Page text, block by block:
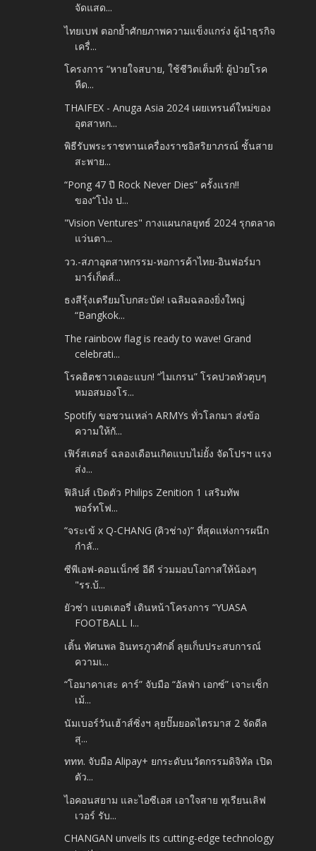
จัดแสด...
ไทยเบฟ ตอกย้ำศักยภาพความแข็งแกร่ง ผู้นำธุรกิจ
เครื่...
โครงการ “หายใจสบาย, ใช้ชีวิตเต็มที่: ผู้ป่วยโรค
หืด...
THAIFEX - Anuga Asia 2024 เผยเทรนด์ใหม่ของ
อุตสาหก...
พิธีรับพระราชทานเครื่องราชอิสริยาภรณ์ ชั้นสาย
สะพาย...
“Pong 47 ปี Rock Never Dies” ครั้งแรก!!
ของ“โป่ง ป...
"Vision Ventures" กางแผนกลยุทธ์ 2024 รุกตลาด
แว่นตา...
วว.-สภาอุตสาหกรรม-หอการค้าไทย-อินฟอร์มา
มาร์เก็ตส์...
ธงสีรุ้งเตรียมโบกสะบัด! เฉลิมฉลองยิ่งใหญ่
“Bangkok...
The rainbow flag is ready to wave! Grand
celebrati...
โรคฮิตชาวเดอะแบก! “ไมเกรน” โรคปวดหัวตุบๆ
หมอสมองโร...
Spotify ขอชวนเหล่า ARMYs ทั่วโลกมา ส่งข้อ
ความให้กั...
เฟิร์สเตอร์ ฉลองเดือนเกิดแบบไม่ยั้ง จัดโปรฯ แรง
ส่ง...
ฟิลิปส์ เปิดตัว Philips Zenition 1 เสริมทัพ
พอร์ทโฟ...
“จระเข้ x Q-CHANG (คิวช่าง)” ที่สุดแห่งการผนึก
กำลั...
ซีพีเอฟ-คอนเน็กซ์ อีดี ร่วมมอบโอกาสให้น้องๆ
"รร.บ้...
ยัวซ่า แบตเตอรี่ เดินหน้าโครงการ “YUASA
FOOTBALL I...
เติ้น ทัศนพล อินทรภูวศักดิ์ ลุยเก็บประสบการณ์
ความเ...
“โอมาคาเสะ คาร์” จับมือ “อัลฟ่า เอกซ์” เจาะเซ็ก
เม้...
นัมเบอร์วันเฮ้าส์ซิ่งฯ ลุยปั๊มยอดไตรมาส 2 จัดดีล
สุ...
ททท. จับมือ Alipay+ ยกระดับนวัตกรรมดิจิทัล เปิด
ตัว...
ไอคอนสยาม และไอซีเอส เอาใจสาย ทุเรียนเลิฟ
เวอร์ รับ...
CHANGAN unveils its cutting-edge technology